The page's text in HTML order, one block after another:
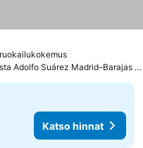
1.7 km kohteesta Adolfo Suárez Madrid–Barajas Airport
Katso hinnat